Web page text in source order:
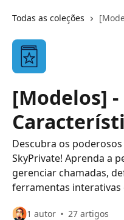
Todas as coleções
[Modelos] -
Descubra os
SkyPrivate! Aprenda a
gerenciar chamadas,
ferramentas interativas
1 autor 27 artigos